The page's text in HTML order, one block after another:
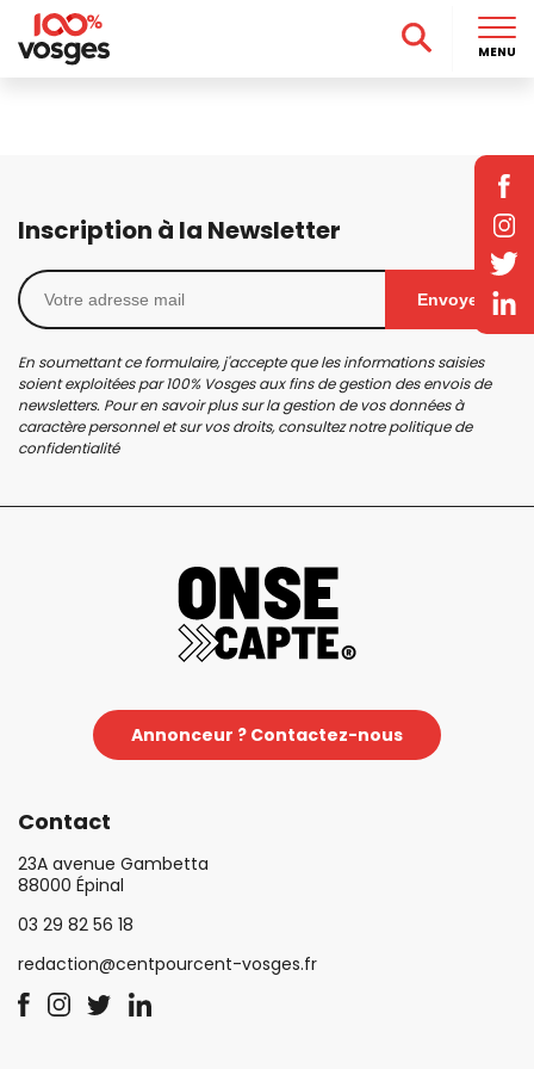
Inscription à la Newsletter
Envoyer
En soumettant ce formulaire, j'accepte que les informations saisies
soient exploitées par 100% Vosges aux fins de gestion des envois de
newsletters. Pour en savoir plus sur la gestion de vos données à
caractère personnel et sur vos droits, consultez notrepolitique de
confidentialité
Annonceur ? Contactez-nous
Contact
23A avenue Gambetta
88000 Épinal
03 29 82 56 18
redaction@centpourcent-vosges.fr
MENU